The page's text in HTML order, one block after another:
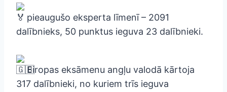
pieaugušo eksperta līmenī – 2091
dalībnieks, 50 punktus ieguva 23 dalībnieki.
Eiropas eksāmenu angļu valodā kārtoja
317 dalībnieki, no kuriem trīs ieguva